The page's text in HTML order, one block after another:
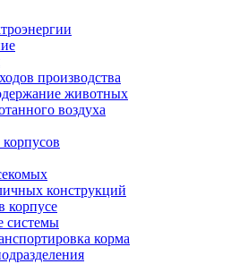
производства
животных
воздуха
конструкций
корпусе
системы
корма